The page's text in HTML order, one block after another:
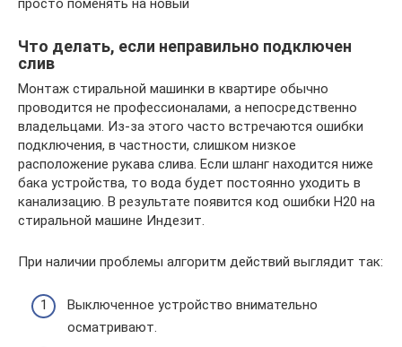
Что делать, если неправильно подключен
слив
Монтаж стиральной машинки в квартире обычно
проводится не профессионалами, а непосредственно
владельцами. Из-за этого часто встречаются ошибки
подключения, в частности, слишком низкое
расположение рукава слива. Если шланг находится ниже
бака устройства, то вода будет постоянно уходить в
канализацию. В результате появится код ошибки Н20 на
стиральной машине Индезит.
При наличии проблемы алгоритм действий выглядит так:
Выключенное устройство внимательно
осматривают.